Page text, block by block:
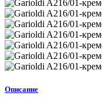
Описание